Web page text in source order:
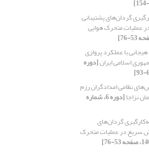
گردان‌های پشتیبانی
عملیات متحرک هوایی
با عملکرد پروازی
اسلامی ایران[دوره
نظامی امدادگران ‌رزم
نزاجا [دوره 6، شماره
گردان‌های
سریع در عملیات متحرک